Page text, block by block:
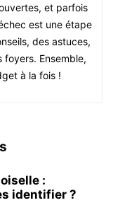
et parfois
est une étape
des astuces,
Ensemble,
à la fois !
:
identifier ?